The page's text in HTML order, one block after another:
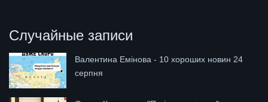
Случайные записи
Валентина Емінова - 10 хороших новин 24
серпня